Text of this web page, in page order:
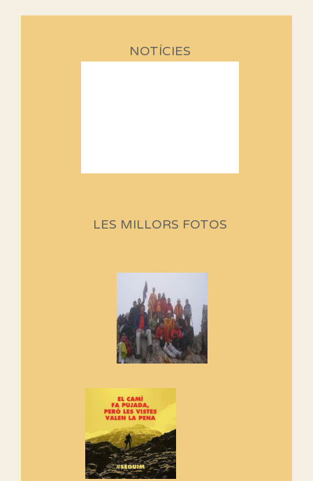
NOTÍCIES
programació d'aquest any
Si no podem caminar, alguna
cosa hem de fer...
Els Centpeus signen el
Manifest a favor dels Camins
adhereix-te al manifest!
Rebem un diploma dels
Amics de Sant Aniol d'Aguja
Els Centpeus estem implicats
LES MILLORS FOTOS